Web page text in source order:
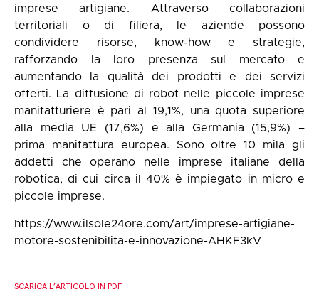
imprese artigiane. Attraverso collaborazioni
territoriali o di filiera, le aziende possono
condividere risorse, know-how e strategie,
rafforzando la loro presenza sul mercato e
aumentando la qualità dei prodotti e dei servizi
offerti. La diffusione di robot nelle piccole imprese
manifatturiere è pari al 19,1%, una quota superiore
alla media UE (17,6%) e alla Germania (15,9%) –
prima manifattura europea. Sono oltre 10 mila gli
addetti che operano nelle imprese italiane della
robotica, di cui circa il 40% è impiegato in micro e
piccole imprese.
https://www.ilsole24ore.com/art/imprese-artigiane-
motore-sostenibilita-e-innovazione-AHKF3kV
SCARICA L’ARTICOLO IN PDF